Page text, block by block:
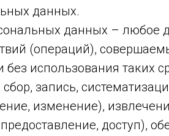
данных.
данных – любое
(операций),
без использования таких
запись,
изменение),
доступ),